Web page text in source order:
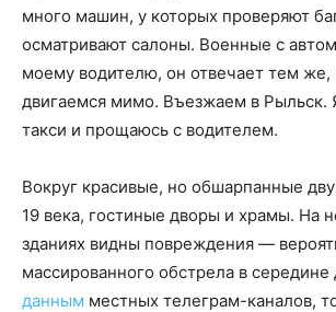
много машин, у которых проверяют
осматривают салоны. Военные с
моему водителю, он отвечает тем
двигаемся мимо. Въезжаем в Рыльск.
такси и прощаюсь с водителем.
Вокруг красивые, но обшарпанные
19 века, гостиные дворы и храмы. На
зданиях видны повреждения —
массированного обстрела в середине
данным местных телеграм-каналов,